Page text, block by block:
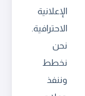
الإعلانية
الاحترافية.
نحن
نخطط
وننفذ